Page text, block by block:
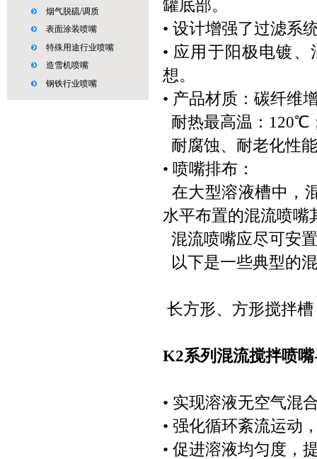
烟气脱硫/调质
表面涂装喷嘴
特殊用途行业喷嘴
造雪机喷嘴
钢铁行业喷嘴
罐底部。
• 设计增强了过滤系
• 应用于阳极电镀
想。
• 产品材质：碳纤维
耐热最高温：120℃
耐腐蚀、耐老化性
• 喷嘴排布：
在大型溶液槽中，
水平布置的混流喷嘴
混流喷嘴应尽可安
以下是一些典型的
长方形、方形搅
K2系列混流搅拌喷
• 实现溶液无空气混
• 强化循环紊流运动
• 促进溶液均匀度，